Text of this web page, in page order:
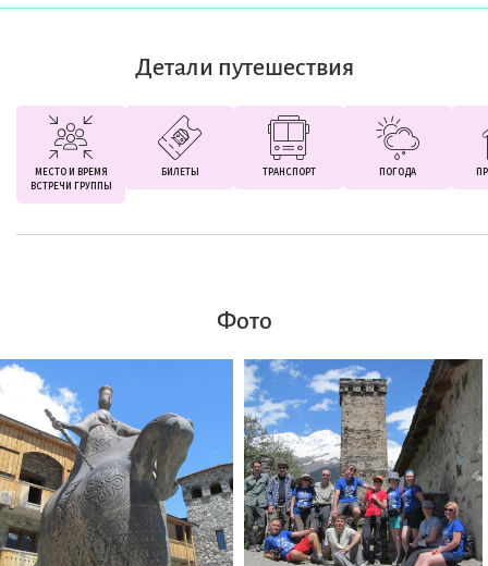
Детали путешествия
МЕСТО И ВРЕМЯ
ВСТРЕЧИ ГРУППЫ
БИЛЕТЫ ТРАНСПОРТ ПОГОДА
Фото